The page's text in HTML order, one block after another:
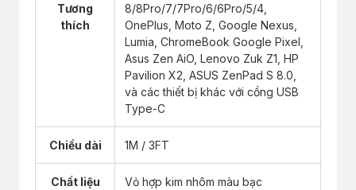
Tương
thích
8/8Pro/7/7Pro/6/6Pro/5/4,
OnePlus, Moto Z, Google Nexus,
Lumia, ChromeBook Google Pixel,
Asus Zen AiO, Lenovo Zuk Z1, HP
Pavilion X2, ASUS ZenPad S 8.0,
và các thiết bị khác với cổng USB
Type-C
Chiều dài 1M / 3FT
Chất liệu Vỏ hợp kim nhôm màu bạc